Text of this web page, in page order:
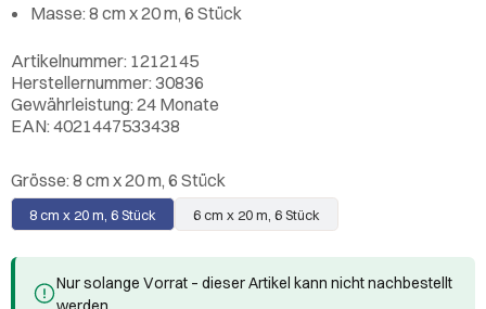
Masse: 8 cm x 20 m, 6 Stück
Artikelnummer: 1212145
Herstellernummer: 30836
Gewährleistung: 24 Monate
EAN: 4021447533438
Grösse: 8 cm x 20 m, 6 Stück
8 cm x 20 m, 6 Stück 6 cm x 20 m, 6 Stück
Nur solange Vorrat – dieser Artikel kann nicht nachbestellt